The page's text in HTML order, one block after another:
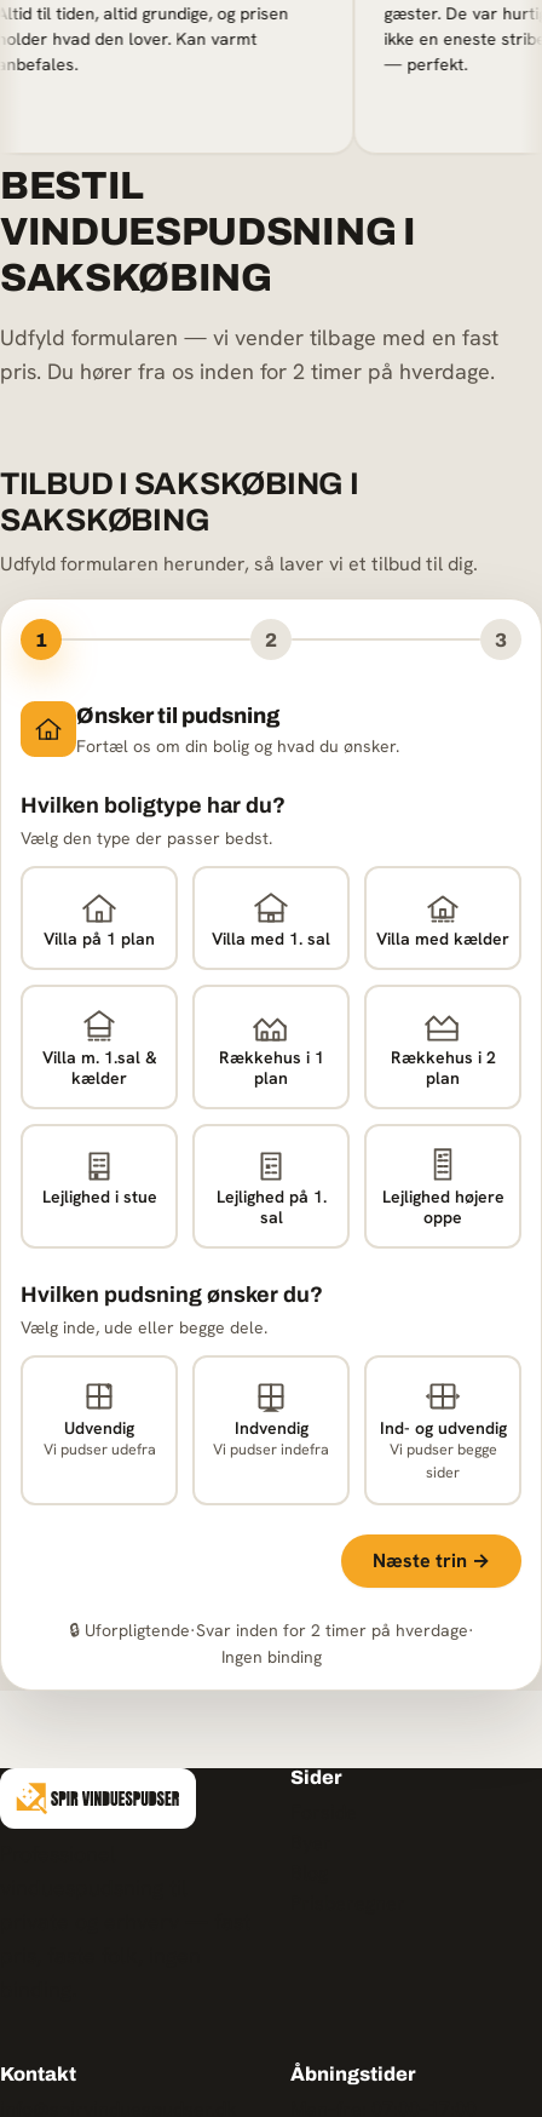
til tiden, altid grundige, og prisen
hvad den lover. Kan varmt
gæster. De var
ikke en eneste stribe.
— perfekt.
BESTIL
VINDUESPUDSNING I
SAKSKØBING
Udfyld formularen — vi vender tilbage med en fast
pris. Du hører fra os inden for 2 timer på hverdage.
TILBUD I SAKSKØBING I
SAKSKØBING
Udfyld formularen herunder, så laver vi et tilbud til dig.
1 2 3
Ønsker til pudsning
Fortæl os om din bolig og hvad du ønsker.
Hvilken boligtype har du?
Vælg den type der passer bedst.
Villa på 1 plan Villa med 1. sal Villa med kælder
Villa m. 1.sal &
kælder
Rækkehus i 1
plan
Rækkehus i 2
plan
Lejlighed i stue
Lejlighed på 1.
sal
Lejlighed højere
oppe
Hvilken pudsning ønsker du?
Vælg inde, ude eller begge dele.
Udvendig
Vi pudser udefra
Indvendig
Vi pudser indefra
Ind- og udvendig
Vi pudser begge
sider
Næste trin →
🔒 Uforpligtende·Svar inden for 2 timer på hverdage·
Ingen binding
Sider
Kontakt Åbningstider